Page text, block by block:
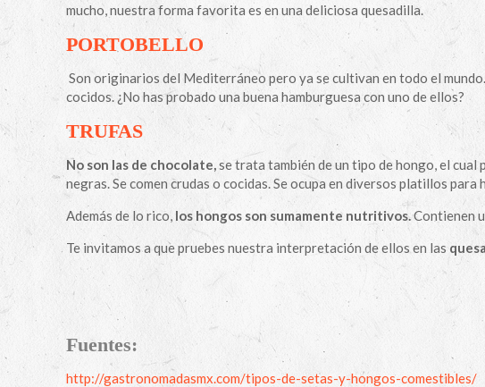
mucho, nuestra forma favorita es en una deliciosa quesadilla.
PORTOBELLO
Son originarios del Mediterráneo pero ya se cultivan en todo el
cocidos. ¿No has probado una buena hamburguesa con uno de ellos?
TRUFAS
No son las de chocolate,se trata también de un tipo de hongo, el cual
negras. Se comen crudas o cocidas. Se ocupa en diversos platillos para
Además de lo rico, los hongos son sumamente nutritivos.Contienen
Te invitamos a que pruebes nuestra interpretación de ellos en las
Fuentes:
http://gastronomadasmx.com/tipos-de-setas-y-hongos-comestibles/